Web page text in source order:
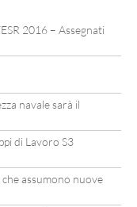
2016 – Assegnati
navale sarà il
di Lavoro S3
assumono nuove